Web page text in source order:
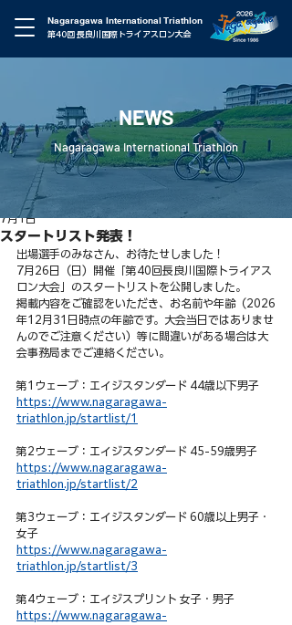
Nagaragawa International Triathlon
第40回 長良川国際トライアスロン大会
スタートリスト発表！
7月1日
出場選手のみなさん、お待たせしました！
7月26日（日）開催「第40回長良川国際トライアス
ロン大会」のスタートリストを公開しました。
掲載内容をご確認をいただき、お名前や年齢（2026
年12月31日時点の年齢です。大会当日ではありませ
んのでご注意ください）等に間違いがある場合は大
会事務局までご連絡ください。
第1ウェーブ：エイジスタンダード 44歳以下男子
https://www.nagaragawa-
triathlon.jp/startlist/1
第2ウェーブ：エイジスタンダード 45-59歳男子
https://www.nagaragawa-
triathlon.jp/startlist/2
第3ウェーブ：エイジスタンダード 60歳以上男子・
女子
https://www.nagaragawa-
triathlon.jp/startlist/3
第4ウェーブ：エイジスプリント 女子・男子
https://www.nagaragawa-
NEWS
Nagaragawa International Triathlon